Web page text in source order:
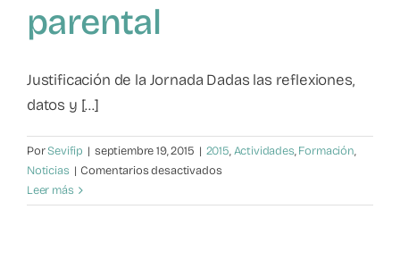
parental
Justificación de la Jornada Dadas las reflexiones,
datos y [...]
PorSevifip | septiembre 19, 2015 | 2015,Actividades,Formación,
Noticias | Comentarios desactivadosen
II
Leer más